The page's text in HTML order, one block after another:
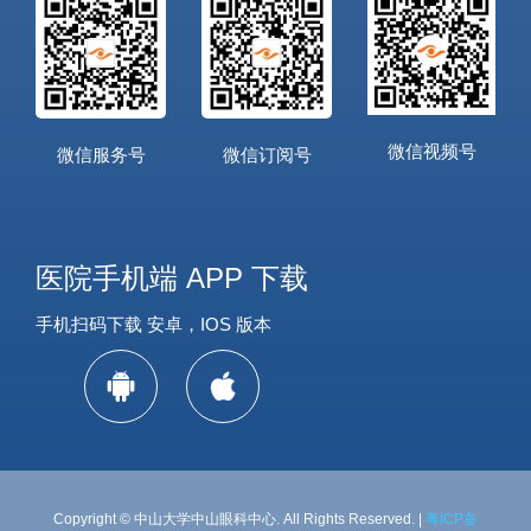
微信服务号 微信订阅号 微信视频号
医院手机端 APP 下载
手机扫码下载 安卓，IOS 版本
Copyright © 中山大学中山眼科中心. All Rights Reserved. | 粤ICP备